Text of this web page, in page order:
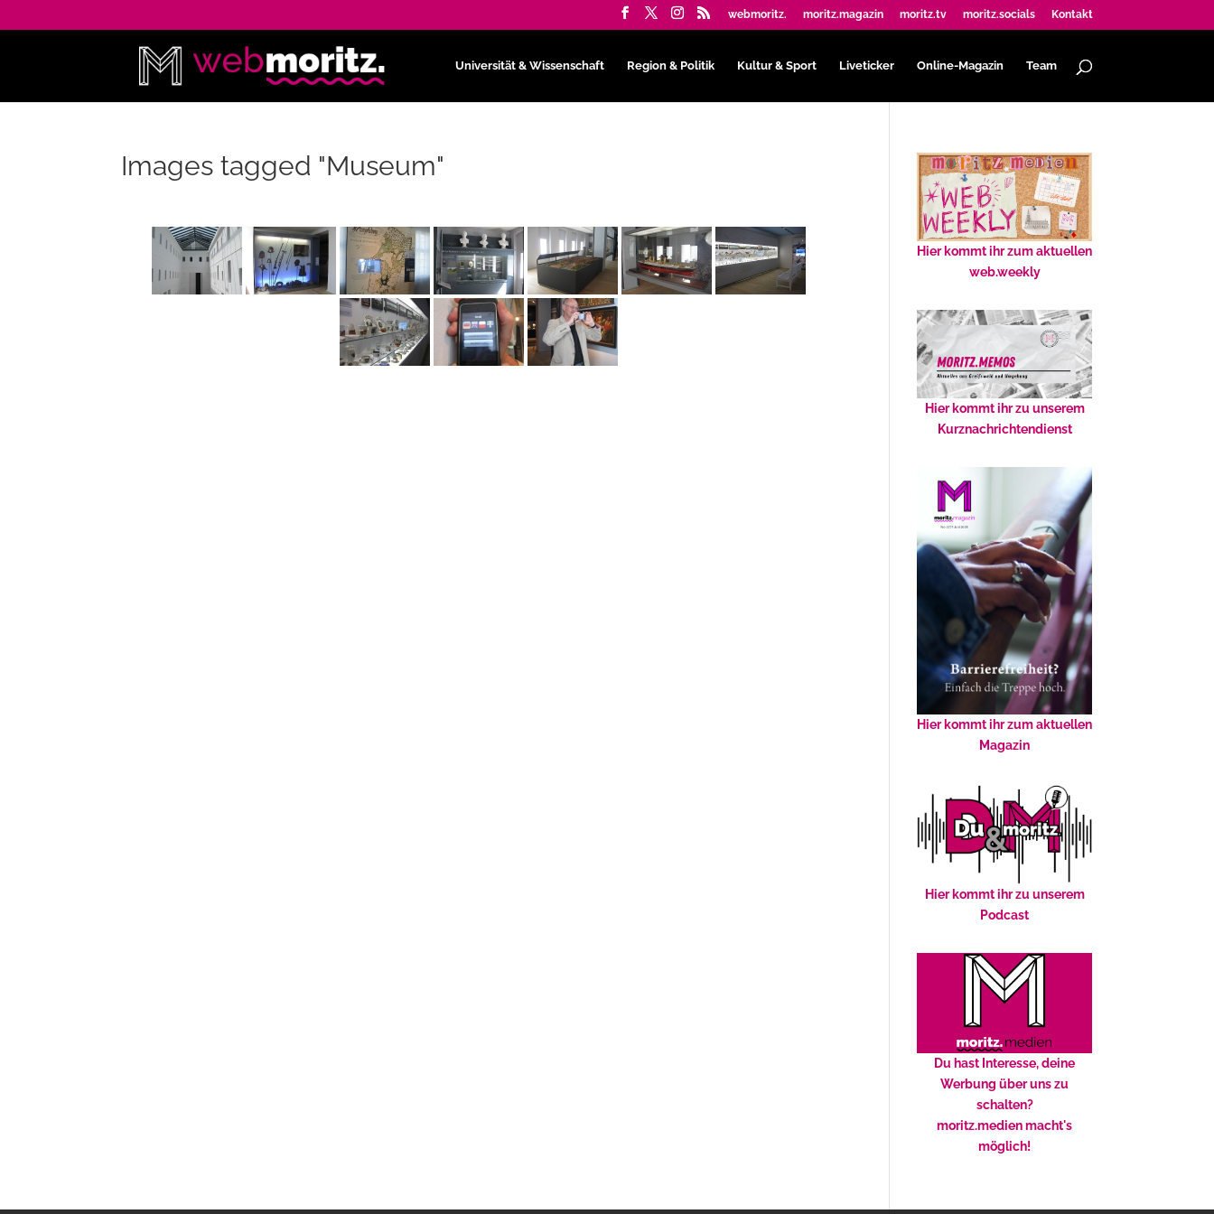
webmoritz. moritz.magazin moritz.tv moritz.socials Kontakt
Universität & Wissenschaft Region & Politik Kultur & Sport Liveticker Online-Magazin Team
Images tagged "Museum"
Hier kommt ihr zum aktuellen
web.weekly
Hier kommt ihr zu unserem
Kurznachrichtendienst
Hier kommt ihr zum aktuellen
Magazin
Hier kommt ihr zu unserem
Podcast
Du hast Interesse, deine
Werbung über uns zu
schalten?
moritz.medien macht's
möglich!